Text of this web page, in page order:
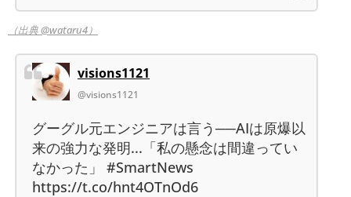
（出典 @wataru4）
visions1121
@visions1121
グーグル元エンジニアは言う──AIは原爆以
来の強力な発明...「私の懸念は間違ってい
なかった」 #SmartNews
https://t.co/hnt4OTnOd6